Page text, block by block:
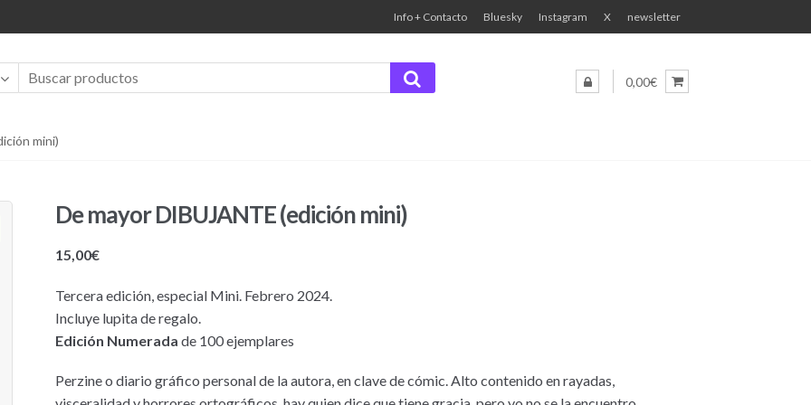
Info + Contacto Bluesky Instagram X newsletter
0,00€
mini)
De mayor DIBUJANTE (edición mini)
15,00€
Tercera edición, especial Mini. Febrero 2024.
Incluye lupita de regalo.
Edición Numerada de 100 ejemplares
Perzine o diario gráfico personal de la autora, en clave de cómic. Alto contenido en rayadas,